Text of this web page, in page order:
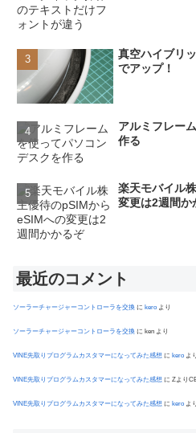
真空ハイブリ
でアップ！
アルミフレー
作る
楽天モバイル
変更は2週間か
最近のコメント
ソーラーチャージャーコントローラを交換 に kero より
ソーラーチャージャーコントローラを交換 に ken より
VINE先取りプログラムカスタマーになってみた感想 に kero より
VINE先取りプログラムカスタマーになってみた感想 に Zより
VINE先取りプログラムカスタマーになってみた感想 に kero より